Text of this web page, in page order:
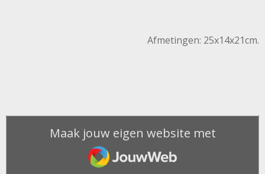
Afmetingen: 25x14x21cm.
Maak jouw eigen website met
JouwWeb